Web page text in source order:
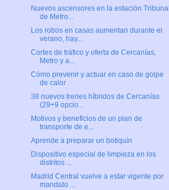
Nuevos ascensores en la estación Tribunal
de Metro...
Los robos en casas aumentan durante el
verano, hay...
Cortes de tráfico y oferta de Cercanías,
Metro y a...
Cómo prevenir y actuar en caso de golpe
de calor
38 nuevos trenes híbridos de Cercanías
(29+9 opcio...
Motivos y beneficios de un plan de
transporte de e...
Aprende a preparar un botiquín
Dispositivo especial de limpieza en los
distritos ...
Madrid Central vuelve a estar vigente por
mandato ...